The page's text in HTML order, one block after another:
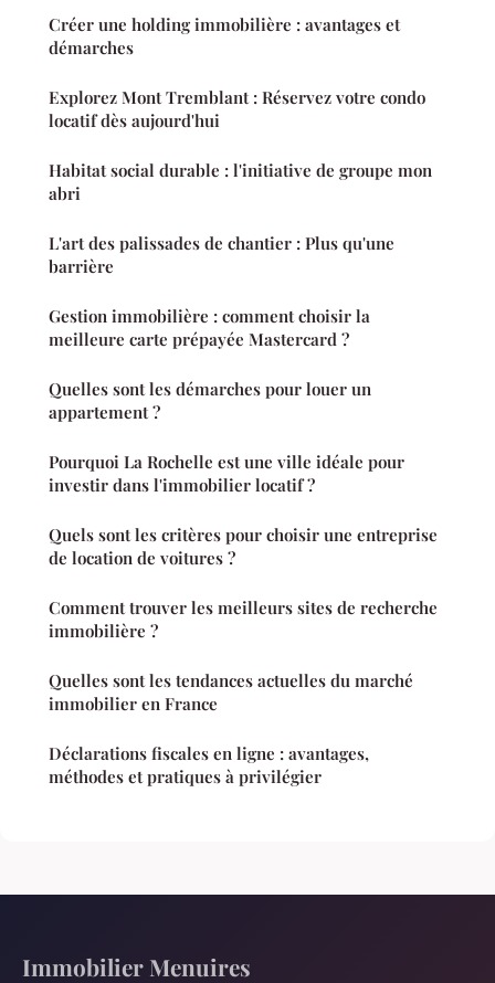
Créer une holding immobilière : avantages et
démarches
Explorez Mont Tremblant : Réservez votre condo
locatif dès aujourd'hui
Habitat social durable : l'initiative de groupe mon
abri
L'art des palissades de chantier : Plus qu'une
barrière
Gestion immobilière : comment choisir la
meilleure carte prépayée Mastercard ?
Quelles sont les démarches pour louer un
appartement ?
Pourquoi La Rochelle est une ville idéale pour
investir dans l'immobilier locatif ?
Quels sont les critères pour choisir une entreprise
de location de voitures ?
Comment trouver les meilleurs sites de recherche
immobilière ?
Quelles sont les tendances actuelles du marché
immobilier en France
Déclarations fiscales en ligne : avantages,
méthodes et pratiques à privilégier
Immobilier Menuires